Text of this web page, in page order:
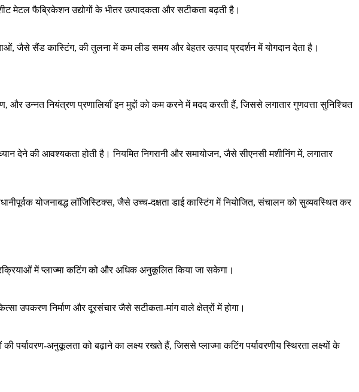
मेटल फैब्रिकेशन उद्योगोंके भीतर उत्पादकता और सटीकता बढ़ती है।
जैसेसैंड कास्टिंग, की तुलना में कम लीड समय और बेहतर उत्पाद प्रदर्शन में योगदान देता है।
औरउन्नत नियंत्रण प्रणालियाँइन मुद्दों को कम करने में मदद करती हैं, जिससे लगातार गुणवत्ता सुनिश्चित
देने की आवश्यकता होती है। नियमित निगरानी और समायोजन, जैसेसीएनसी मशीनिंगमें, लगातार
योजनाबद्ध लॉजिस्टिक्स, जैसेउच्च-दक्षता डाई कास्टिंगमें नियोजित, संचालन को सुव्यवस्थित कर
में प्लाज्मा कटिंग को और अधिक अनुकूलित किया जा सकेगा।
उपकरण निर्माण औरदूरसंचारजैसे सटीकता-मांग वाले क्षेत्रों में होगा।
अनुकूलता को बढ़ाने का लक्ष्य रखते हैं, जिससे प्लाज्मा कटिंग पर्यावरणीय स्थिरता लक्ष्यों के